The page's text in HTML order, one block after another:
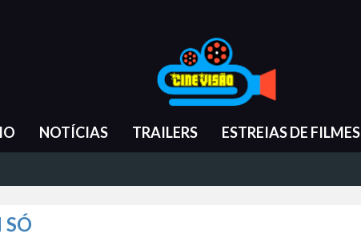
NOTÍCIAS TRAILERS ESTREIAS DE FILMES